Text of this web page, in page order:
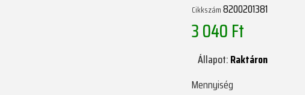
Cikkszám8200201381
3 040 Ft
Állapot:Raktáron
Mennyiség